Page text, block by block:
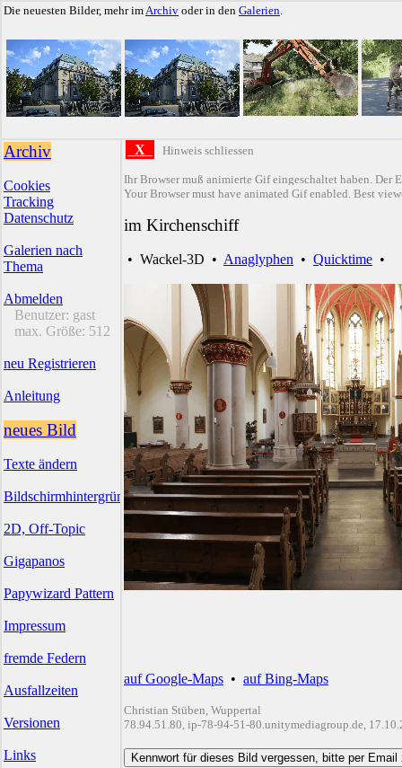
Die neuesten Bilder, mehr imArchiv oder in den Galerien.
Archiv
Cookies
Tracking
Datenschutz
Galerien nach
Thema
Abmelden
Benutzer: gast
max. Größe: 512
neu Registrieren
Anleitung
neues Bild
Texte ändern
Bildschirmhintergründe
2D, Off-Topic
Gigapanos
Papywizard Pattern
Impressum
fremde Federn
Ausfallzeiten
Versionen
Links
X Hinweis schliessen
Ihr Browser muß animierte Gif eingeschaltet haben. Der
Your Browser must have animated Gif enabled. Best
im Kirchenschiff
• Wackel-3D • Anaglyphen • Quicktime •
auf Google-Maps • auf Bing-Maps
Christian Stüben, Wuppertal
78.94.51.80, ip-78-94-51-80.unitymediagroup.de,